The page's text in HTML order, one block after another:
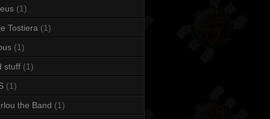
(1)
Tostiera (1)
(1)
stuff (1)
(1)
the Band (1)